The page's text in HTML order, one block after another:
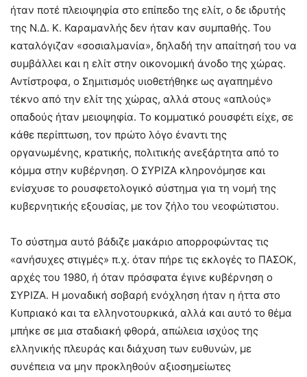
ήταν ποτέ πλειοψηφία στο επίπεδο της ελίτ, ο δε ιδρυτής
της Ν.Δ. Κ. Καραμανλής δεν ήταν καν συμπαθής. Του
καταλόγιζαν «σοσιαλμανία», δηλαδή την απαίτησή του να
συμβάλλει και η ελίτ στην οικονομική άνοδο της χώρας.
Αντίστροφα, ο Σημιτισμός υιοθετήθηκε ως αγαπημένο
τέκνο από την ελίτ της χώρας, αλλά στους «απλούς»
οπαδούς ήταν μειοψηφία. Το κομματικό ρουσφέτι είχε, σε
κάθε περίπτωση, τον πρώτο λόγο έναντι της
οργανωμένης, κρατικής, πολιτικής ανεξάρτητα από το
κόμμα στην κυβέρνηση. Ο ΣΥΡΙΖΑ κληρονόμησε και
ενίσχυσε το ρουσφετολογικό σύστημα για τη νομή της
κυβερνητικής εξουσίας, με τον ζήλο του νεοφώτιστου.
Το σύστημα αυτό βάδιζε μακάριο απορροφώντας τις
«ανήσυχες στιγμές» π.χ. όταν πήρε τις εκλογές το ΠΑΣΟΚ,
αρχές του 1980, ή όταν πρόσφατα έγινε κυβέρνηση ο
ΣΥΡΙΖΑ. Η μοναδική σοβαρή ενόχληση ήταν η ήττα στο
Κυπριακό και τα ελληνοτουρκικά, αλλά και αυτό το θέμα
μπήκε σε μια σταδιακή φθορά, απώλεια ισχύος της
ελληνικής πλευράς και διάχυση των ευθυνών, με
συνέπεια να μην προκληθούν αξιοσημείωτες